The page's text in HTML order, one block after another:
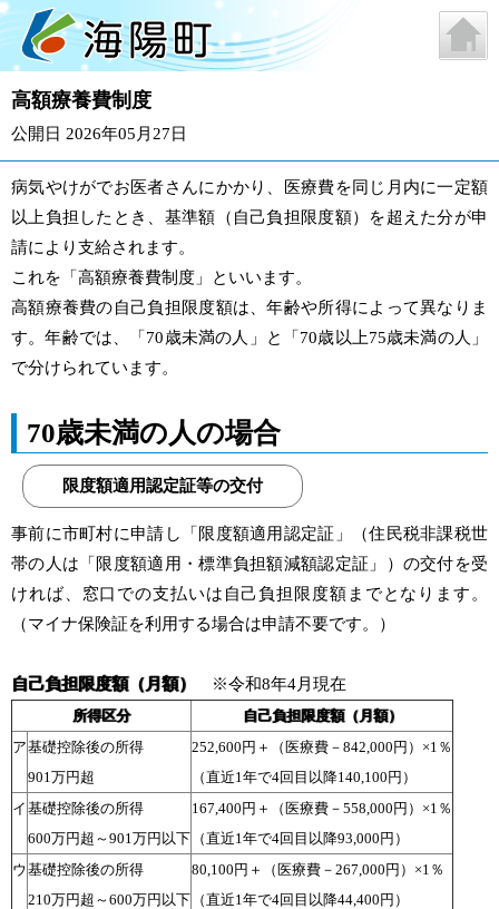
高額療養費制度
公開日 2026年05月27日
病気やけがでお医者さんにかかり、医療費を同じ月内に一定額
以上負担したとき、基準額（自己負担限度額）を超えた分が申
請により支給されます。
これを「高額療養費制度」といいます。
高額療養費の自己負担限度額は、年齢や所得によって異なりま
す。年齢では、「70歳未満の人」と「70歳以上75歳未満の人」
で分けられています。
70歳未満の人の場合
限度額適用認定証等の交付
事前に市町村に申請し「限度額適用認定証」（住民税非課税世
帯の人は「限度額適用・標準負担額減額認定証」）の交付を受
ければ、窓口での支払いは自己負担限度額までとなります。
（マイナ保険証を利用する場合は申請不要です。）
自己負担限度額（月額） ※令和8年4月現在
所得区分
自己負担限度額（月額）
ア基礎控除後の所得
901万円超
252,600円＋（医療費－842,000円）×1％
（直近1年で4回目以降140,100円）
イ 基礎控除後の所得
600万円超～901万円以下
167,400円＋（医療費－558,000円）×1％
（直近1年で4回目以降93,000円）
ウ 基礎控除後の所得
210万円超～600万円以下
80,100円＋（医療費－267,000円）×1％
（直近1年で4回目以降44,400円）